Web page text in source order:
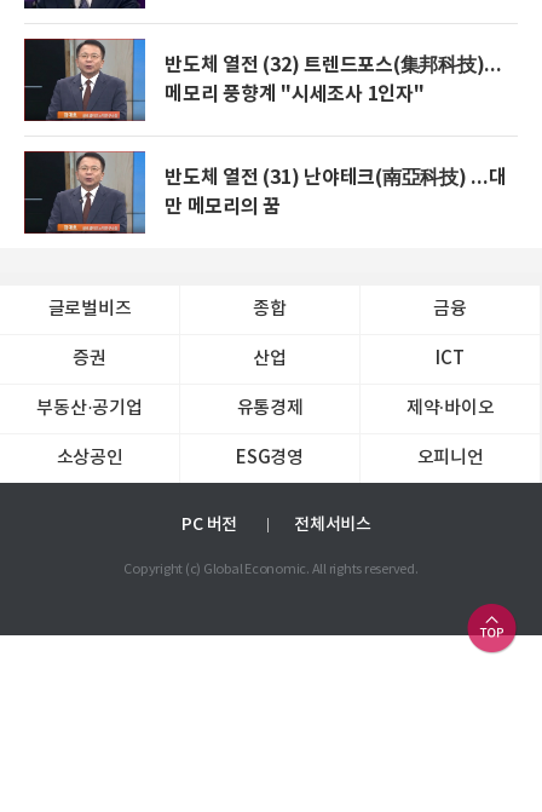
반도체 열전 (32) 트렌드포스(集邦科技)...
메모리 풍향계 "시세조사 1인자"
반도체 열전 (31) 난야테크(南亞科技) ...대
만 메모리의 꿈
글로벌비즈 종합 금융
증권 산업 ICT
부동산·공기업 유통경제 제약∙바이오
소상공인 ESG경영 오피니언
PC 버전 전체서비스
Copyright (c) Global Economic. All rights reserved.